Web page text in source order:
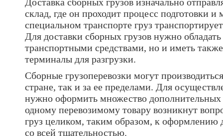
склад, где он проходит процесс подготовки
специальном транспорте груз
Для доставки сборных грузов нужно
транспортными средствами, но и иметь
терминалы для разгрузки.
Сборные грузоперевозки могут
стране, так и за ее пределами. Для
нужно оформить множество
одному перевозимому товару возникнут
груз целиком, таким образом, к оформлению
со всей тщательностью.